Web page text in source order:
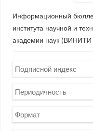
Информационный
института научной и
академии наук
Подписной индекс
Периодичность
Формат